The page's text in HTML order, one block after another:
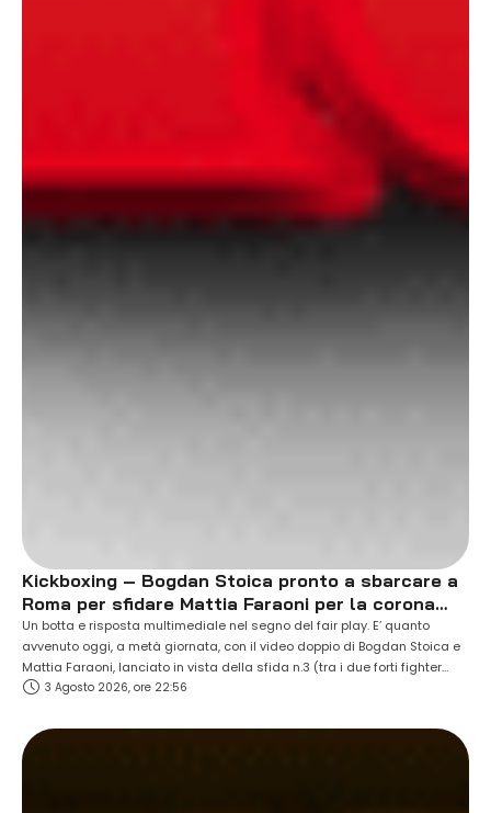
Kickboxing – Bogdan Stoica pronto a sbarcare a
Roma per sfidare Mattia Faraoni per la corona
ISKA super cruiserweight.
Un botta e risposta multimediale nel segno del fair play. E’ quanto
avvenuto oggi, a metà giornata, con il video doppio di Bogdan Stoica e
Mattia Faraoni, lanciato in vista della sfida n.3 (tra i due forti fighter
europei), programmata al PalaPellicone di Ostia, all’interno della
3 Agosto 2026, ore 22:56